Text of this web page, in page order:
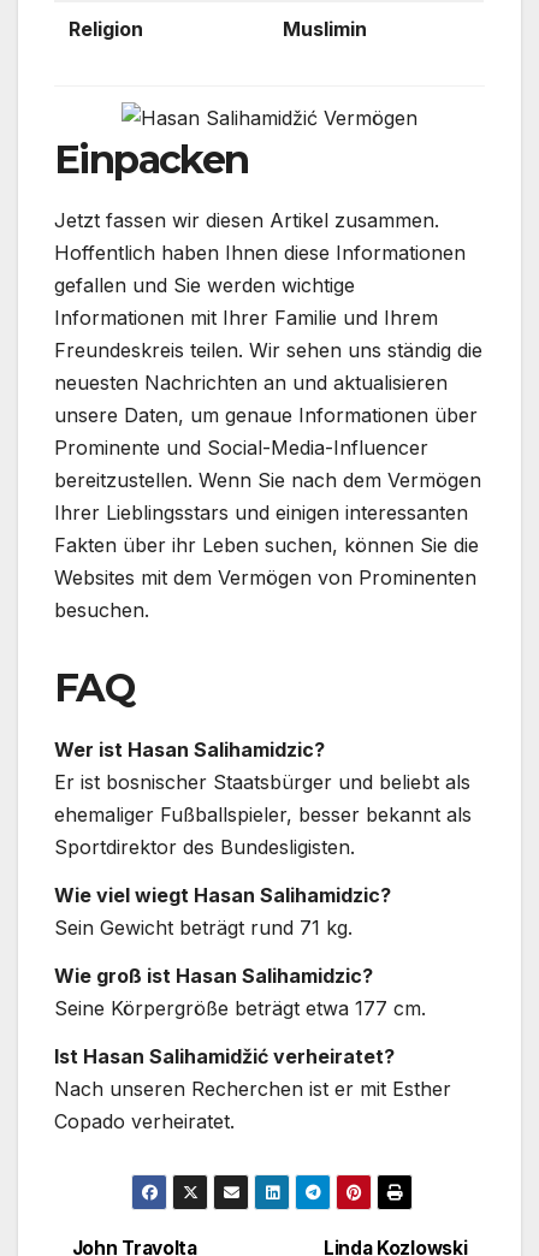
Religion Muslimin
Einpacken
Jetzt fassen wir diesen Artikel zusammen.
Hoffentlich haben Ihnen diese Informationen
gefallen und Sie werden wichtige
Informationen mit Ihrer Familie und Ihrem
Freundeskreis teilen. Wir sehen uns ständig die
neuesten Nachrichten an und aktualisieren
unsere Daten, um genaue Informationen über
Prominente und Social-Media-Influencer
bereitzustellen. Wenn Sie nach dem Vermögen
Ihrer Lieblingsstars und einigen interessanten
Fakten über ihr Leben suchen, können Sie die
Websites mit dem Vermögen von Prominenten
besuchen.
FAQ
Wer ist Hasan Salihamidzic?
Er ist bosnischer Staatsbürger und beliebt als
ehemaliger Fußballspieler, besser bekannt als
Sportdirektor des Bundesligisten.
Wie viel wiegt Hasan Salihamidzic?
Sein Gewicht beträgt rund 71 kg.
Wie groß ist Hasan Salihamidzic?
Seine Körpergröße beträgt etwa 177 cm.
Ist Hasan Salihamidžić verheiratet?
Nach unseren Recherchen ist er mit Esther
Copado verheiratet.
Linda Kozlowski
John Travolta